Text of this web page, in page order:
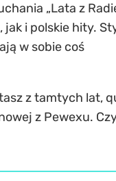
„Lata z
i polskie hity.
w sobie coś
z tamtych lat,
z Pewexu.